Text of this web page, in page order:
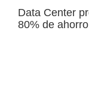
Data Center
80% de